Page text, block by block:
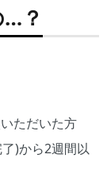
？
ただいた方
)から2週間以